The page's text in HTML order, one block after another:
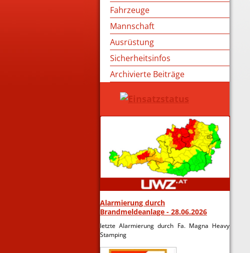
Fahrzeuge
Mannschaft
Ausrüstung
Sicherheitsinfos
Archivierte Beiträge
Alarmierung durch
Brandmeldeanlage - 28.06.2026
letzte Alarmierung durch Fa. Magna Heavy
Stamping